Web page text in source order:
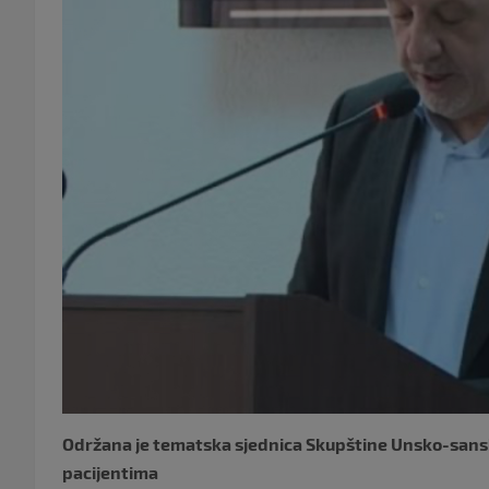
Održana je tematska sjednica Skupštine Unsko-
pacijentima